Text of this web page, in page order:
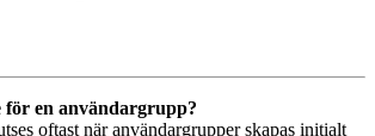
en användargrupp?
oftast när användargrupper skapas initialt